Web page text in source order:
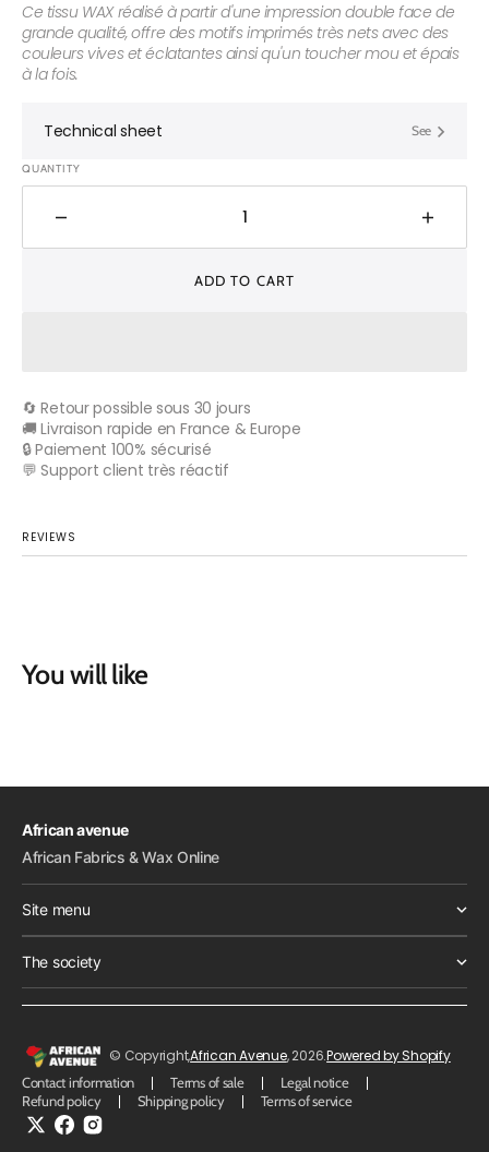
Ce tissu WAX réalisé à partir d'une impression double face de
grande qualité, offre des motifs imprimés très nets avec des
couleurs vives et éclatantes ainsi qu'un toucher mou et épais
à la fois.
Technical sheet See
QUANTITY
Decrease
quantity
Coupon
2
Yards
100%
BLEU
ADD TO CART
🔄 Retour possible sous 30 jours
🚚 Livraison rapide en France & Europe
🔒 Paiement 100% sécurisé
💬 Support client très réactif
REVIEWS
You will like
African avenue
African Fabrics & Wax Online
Site menu
The society
© Copyright,African Avenue, 2026.Powered by Shopify
Contact information Terms of sale
Legal notice
Refund policy
Shipping policy Terms of service
TwitterFacebookInstagram